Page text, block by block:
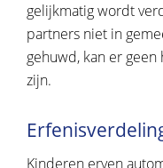
gelijkmatig wordt
partners niet in
gehuwd, kan er
zijn.
Kinderen erven